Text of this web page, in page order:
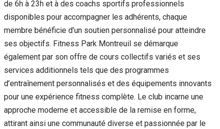
de 6h à 23h et à des coachs sportifs professionnels
disponibles pour accompagner les adhérents, chaque
membre bénéficie d’un soutien personnalisé pour atteindre
ses objectifs. Fitness Park Montreuil se démarque
également par son offre de cours collectifs variés et ses
services additionnels tels que des programmes
d’entraînement personnalisés et des équipements innovants
pour une expérience fitness complète. Le club incarne une
approche moderne et accessible de la remise en forme,
attirant ainsi une communauté diverse et passionnée par le